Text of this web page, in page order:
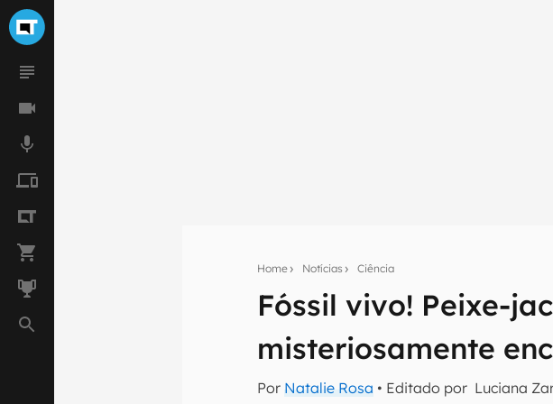
Home Notícias Ciência
Fóssil vivo! Peixe-
misteriosamente
Por Natalie Rosa • Editado por Luciana
Seu resumo inteligente do
Assine a newsletter do Canaltech e